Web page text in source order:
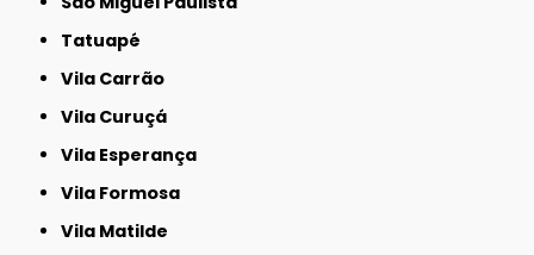
Tatuapé
Vila Carrão
Vila Curuçá
Vila Esperança
Vila Formosa
Vila Matilde